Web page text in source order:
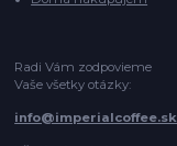
Radi Vám zodpovieme
Vaše všetky otázky:
info@imperialcoffee.sk